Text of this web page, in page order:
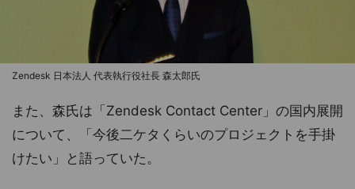
Zendesk 日本法人 代表執行役社長 森太郎氏
また、森氏は「Zendesk Contact Center」の国内展開
について、「今後二ケタくらいのプロジェクトを手掛
けたい」と語っていた。